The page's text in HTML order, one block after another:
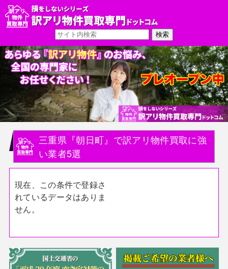
三重県『朝日町』で訳アリ物件買取に強
い業者5選
現在、この条件で登録さ
れているデータはありま
せん。